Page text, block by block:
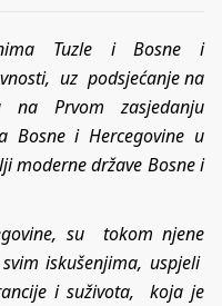
Tuzle i Bosne i
uz podsjećanje na
na Prvom zasjedanju
Bosne i Hercegovine u
moderne države Bosne i
su tokom njene
iskušenjima, uspjeli
i suživota, koja je